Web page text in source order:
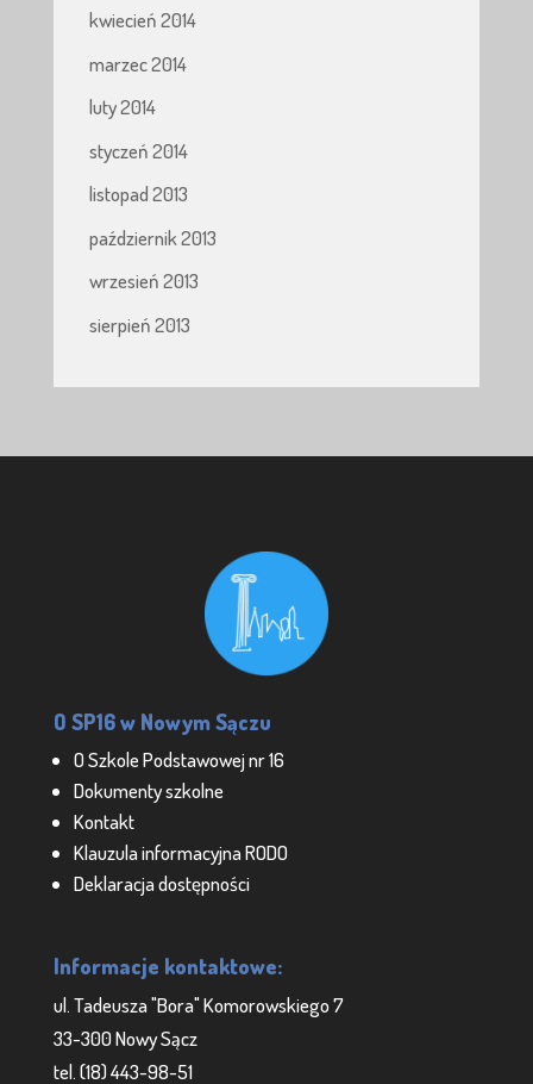
kwiecień 2014
marzec 2014
luty 2014
styczeń 2014
listopad 2013
październik 2013
wrzesień 2013
sierpień 2013
O SP16 w Nowym Sączu
O Szkole Podstawowej nr 16
Dokumenty szkolne
Kontakt
Klauzula informacyjna RODO
Deklaracja dostępności
Informacje kontaktowe:
ul. Tadeusza "Bora" Komorowskiego 7
33-300 Nowy Sącz
tel. (18) 443-98-51